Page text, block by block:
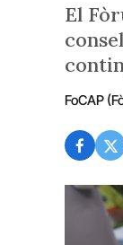
El
FoCAP